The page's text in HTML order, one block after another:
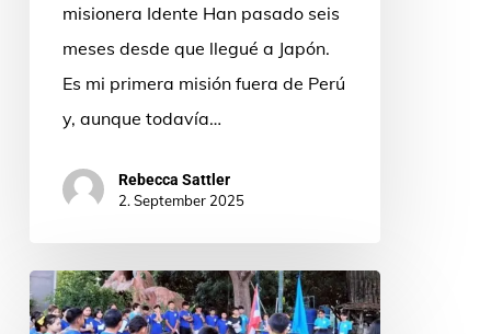
misionera Idente Han pasado seis
meses desde que llegué a Japón.
Es mi primera misión fuera de Perú
y, aunque todavía…
Rebecca Sattler
2. September 2025
Tailandia,